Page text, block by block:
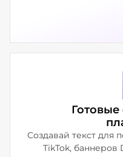
Создавай текст для
TikTok, баннеров